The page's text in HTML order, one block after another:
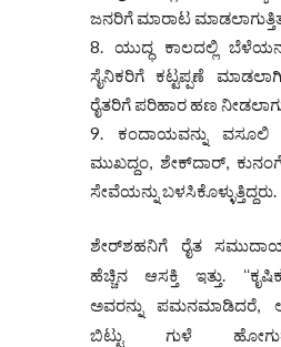
ಜನರಿಗೆ ಮಾರಾಟ
ಯುದ್ಧ ಕಾಲದಲ್ಲಿ
ಸೈನಿಕರಿಗೆ ಕಟ್ಟಪ್ಪಣೆ
ರೈತರಿಗೆ ಪರಿಹಾರ ಹಣ
ಕಂದಾಯವನ್ನು
ಮುಖದ್ದಂ, ಶೇಕ್‌ದಾರ್,
ಸೇವೆಯನ್ನು ಬಳಸಿಕೊಳ್ಳುತ್ತಿದ್ದರು.
ಶೇರ್‌ಶಹನಿಗೆ ರೈತ
ಹೆಚ್ಚಿನ ಆಸಕ್ತಿ ಇತ್ತು.
ಅವರನ್ನು ಪಮನಮಾಡಿದರೆ,
ಬಿಟ್ಟು ಗುಳೆ